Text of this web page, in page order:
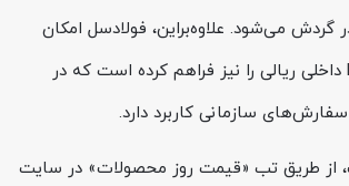
گردش می‌شود. علاوه‌براین، فولادسل امکان
خرید اعتباری با LC داخلی ریالی را نیز فراهم کرده است که در
سازمانی کاربرد دارد.
از طریق تب «قیمت روز محصولات» در سایت